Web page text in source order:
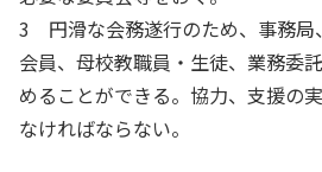
3 円滑な会務遂行のため、事務局
会員、母校教職員・生徒、業務委
めることができる。協力、支援の
なければならない。